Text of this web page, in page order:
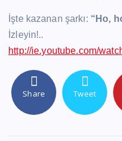
İşte kazanan şarkı: “Ho,
İzleyin!..
http://ie.youtube.com/
Share Tweet